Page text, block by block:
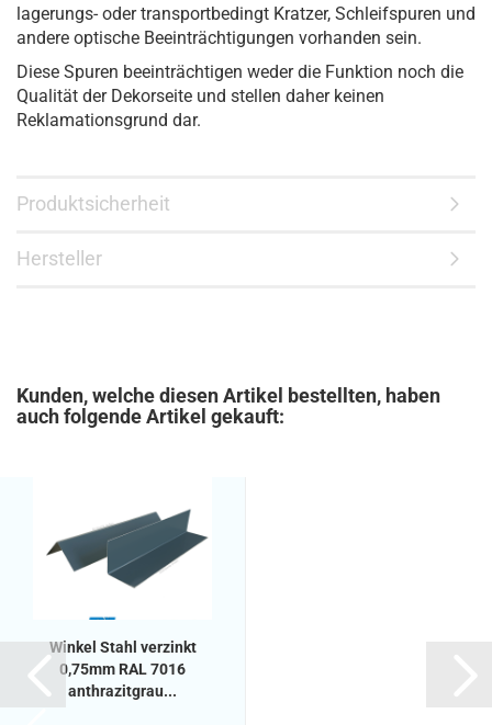
lagerungs- oder transportbedingt Kratzer, Schleifspuren und
andere optische Beeinträchtigungen vorhanden sein.
Diese Spuren beeinträchtigen weder die Funktion noch die
Qualität der Dekorseite und stellen daher keinen
Reklamationsgrund dar.
Produktsicherheit
Hersteller
Kunden, welche diesen Artikel bestellten, haben
auch folgende Artikel gekauft:
Winkel Stahl verzinkt
0,75mm RAL 7016
anthrazitgrau...